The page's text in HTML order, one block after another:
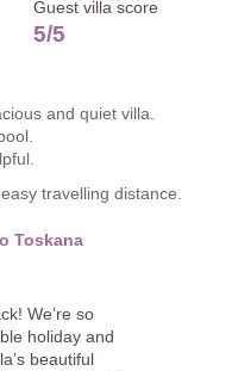
Guest villa score
5/5
and quiet villa.
travelling distance.
Toskana
We’re so
holiday and
beautiful